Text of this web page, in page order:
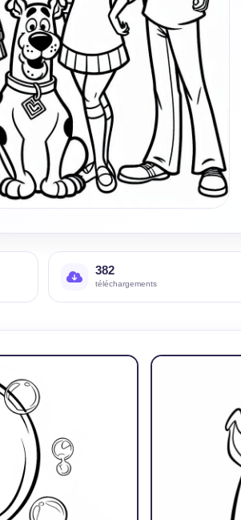
382
téléchargements